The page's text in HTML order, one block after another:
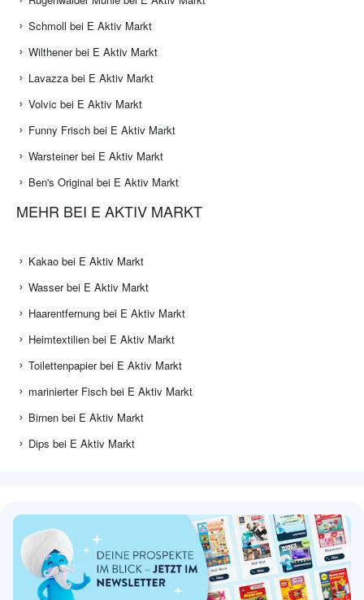
Schmoll bei E Aktiv Markt
Wilthener bei E Aktiv Markt
Lavazza bei E Aktiv Markt
Volvic bei E Aktiv Markt
Funny Frisch bei E Aktiv Markt
Warsteiner bei E Aktiv Markt
Ben's Original bei E Aktiv Markt
MEHR BEI E AKTIV MARKT
Kakao bei E Aktiv Markt
Wasser bei E Aktiv Markt
Haarentfernung bei E Aktiv Markt
Heimtextilien bei E Aktiv Markt
Toilettenpapier bei E Aktiv Markt
marinierter Fisch bei E Aktiv Markt
Birnen bei E Aktiv Markt
Dips bei E Aktiv Markt